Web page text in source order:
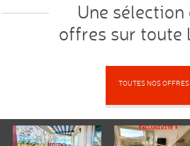
Une sélection
offres sur toute
TOUTES NOS